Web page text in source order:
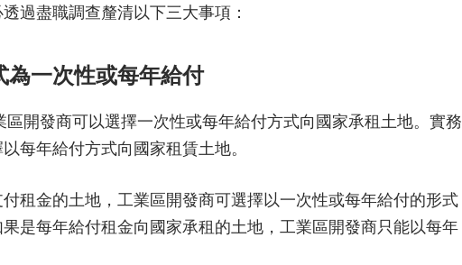
過盡職調查釐清以下三大事項：
為一次性或每年給付
開發商可以選擇一次性或每年給付方式向國家承租土地。實務
每年給付方式向國家租賃土地。
租金的土地，工業區開發商可選擇以一次性或每年給付的形式
是每年給付租金向國家承租的土地，工業區開發商只能以每年